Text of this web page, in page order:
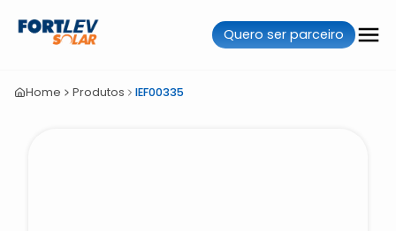
Quero ser parceiro
Home Produtos IEF00335